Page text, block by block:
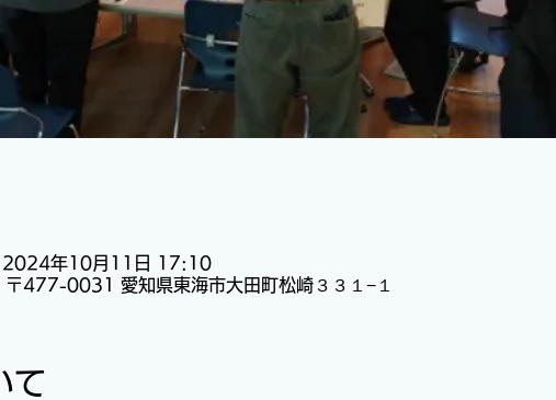
年10月11日 17:10
477-0031 愛知県東海市大田町松崎３３１−１
て